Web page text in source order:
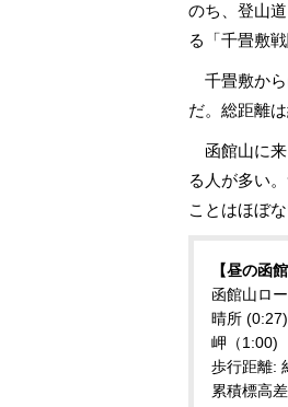
のち、登山
る「千畳敷
千畳敷から
だ。総距離
函館山に来
る人が多い
ことはほぼ
【昼の函
函館山ロ
晴所
岬（1:00)
歩行距離:
累積標高